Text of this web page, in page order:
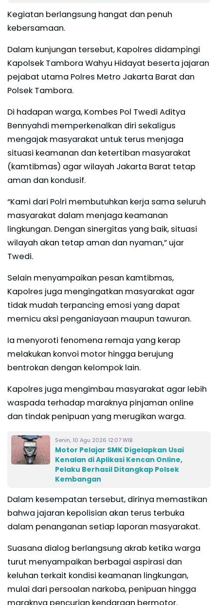
Kegiatan berlangsung hangat dan penuh
kebersamaan.
Dalam kunjungan tersebut, Kapolres didampingi
Kapolsek Tambora Wahyu Hidayat beserta jajaran
pejabat utama Polres Metro Jakarta Barat dan
Polsek Tambora.
Di hadapan warga, Kombes Pol Twedi Aditya
Bennyahdi memperkenalkan diri sekaligus
mengajak masyarakat untuk terus menjaga
situasi keamanan dan ketertiban masyarakat
(kamtibmas) agar wilayah Jakarta Barat tetap
aman dan kondusif.
“Kami dari Polri membutuhkan kerja sama seluruh
masyarakat dalam menjaga keamanan
lingkungan. Dengan sinergitas yang baik, situasi
wilayah akan tetap aman dan nyaman,” ujar
Twedi.
Selain menyampaikan pesan kamtibmas,
Kapolres juga mengingatkan masyarakat agar
tidak mudah terpancing emosi yang dapat
memicu aksi penganiayaan maupun tawuran.
Ia menyoroti fenomena remaja yang kerap
melakukan konvoi motor hingga berujung
bentrokan dengan kelompok lain.
Kapolres juga mengimbau masyarakat agar lebih
waspada terhadap maraknya pinjaman online
dan tindak penipuan yang merugikan warga.
Senin, 10 Agu 2026 12:07 WIB
Motor Pelajar SMK Digelapkan Usai
Kenalan di Aplikasi Kencan Online,
Pelaku Berhasil Ditangkap Polsek
Kembangan
Dalam kesempatan tersebut, dirinya memastikan
bahwa jajaran kepolisian akan terus terbuka
dalam penanganan setiap laporan masyarakat.
Suasana dialog berlangsung akrab ketika warga
turut menyampaikan berbagai aspirasi dan
keluhan terkait kondisi keamanan lingkungan,
mulai dari persoalan narkoba, penipuan hingga
maraknya pencurian kendaraan bermotor.